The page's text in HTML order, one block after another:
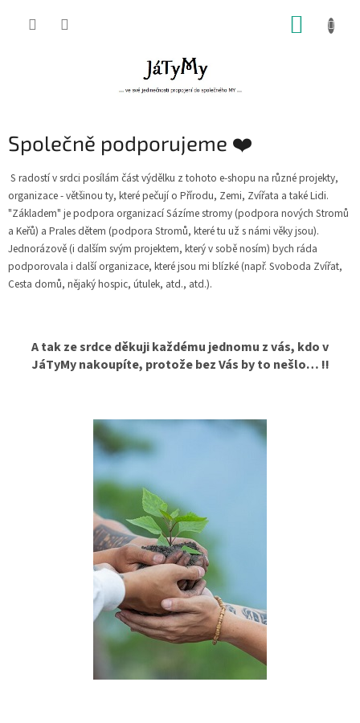
Společně podporujeme ❤️
S radostí v srdci posílám část výdělku z tohoto e-shopu na různé projekty,
organizace - většinou ty, které pečují o Přírodu, Zemi, Zvířata a také Lidi.
"Základem" je podpora organizací Sázíme stromy (podpora nových Stromů
a Keřů) a Prales dětem (podpora Stromů, které tu už s námi věky jsou).
Jednorázově (i dalším svým projektem, který v sobě nosím) bych ráda
podporovala i další organizace, které jsou mi blízké (např. Svoboda Zvířat,
Cesta domů, nějaký hospic, útulek, atd., atd.).
A tak ze srdce děkuji každému jednomu z vás, kdo v
JáTyMy nakoupíte, protože bez Vás by to nešlo… !!